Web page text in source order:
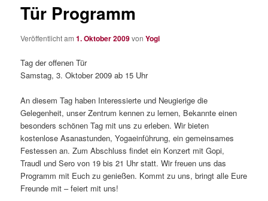
Tür Programm
Veröffentlicht am1. Oktober 2009vonYogi
Tag der offenen Tür
Samstag, 3. Oktober 2009 ab 15 Uhr
An diesem Tag haben Interessierte und Neugierige die
Gelegenheit, unser Zentrum kennen zu lernen, Bekannte einen
besonders schönen Tag mit uns zu erleben. Wir bieten
kostenlose Asanastunden, Yogaeinführung, ein gemeinsames
Festessen an. Zum Abschluss findet ein Konzert mit Gopi,
Traudl und Sero von 19 bis 21 Uhr statt. Wir freuen uns das
Programm mit Euch zu genießen. Kommt zu uns, bringt alle Eure
Freunde mit – feiert mit uns!